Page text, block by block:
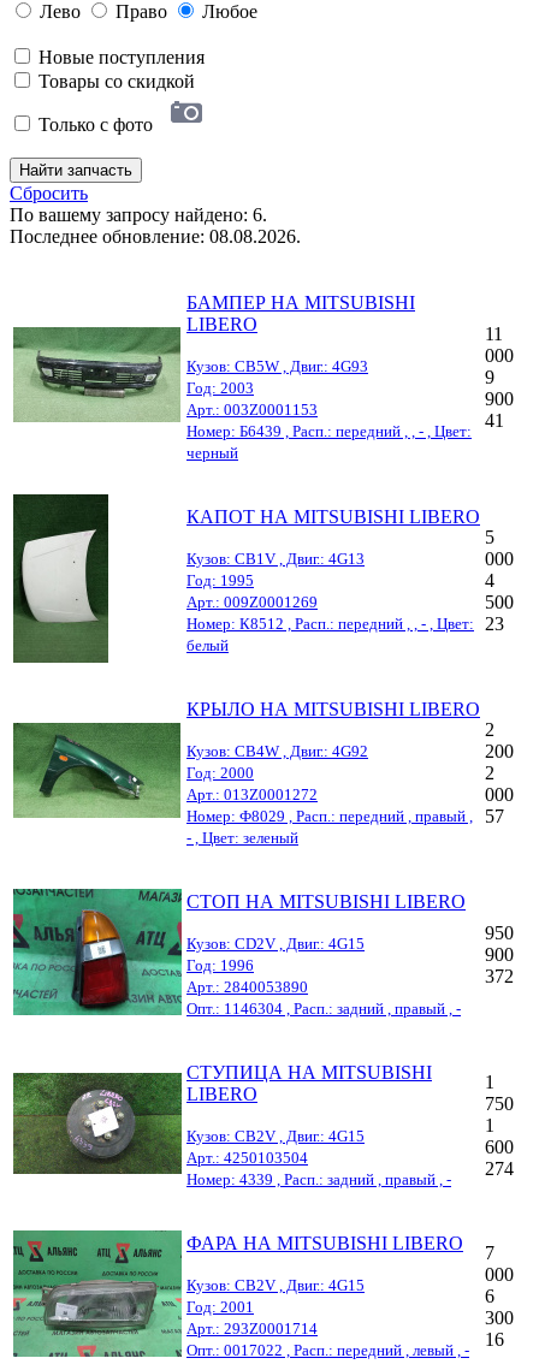
Лево
Право Любое
Новые поступления
Товары со скидкой
Только с фото
Найти запчасть
Сбросить
По вашему запросу найдено: 6.
Последнее обновление: 08.08.2026.
БАМПЕР НА MITSUBISHI
LIBERO
Кузов: CB5W , Двиг.: 4G93
Год: 2003
Арт.: 003Z0001153
Номер: Б6439 , Расп.: передний , , - , Цвет:
черный
11
000
9
900
41
КАПОТ НА MITSUBISHI LIBERO
Кузов: CB1V , Двиг.: 4G13
Год: 1995
Арт.: 009Z0001269
Номер: К8512 , Расп.: передний , , - , Цвет:
белый
5
000
4
500
23
КРЫЛО НА MITSUBISHI LIBERO
Кузов: CB4W , Двиг.: 4G92
Год: 2000
Арт.: 013Z0001272
Номер: Ф8029 , Расп.: передний , правый ,
- , Цвет: зеленый
2
200
2
000
57
СТОП НА MITSUBISHI LIBERO
Кузов: CD2V , Двиг.: 4G15
Год: 1996
Арт.: 2840053890
Опт.: 1146304 , Расп.: задний , правый , -
950
900
372
СТУПИЦА НА MITSUBISHI
LIBERO
Кузов: CB2V , Двиг.: 4G15
Арт.: 4250103504
Номер: 4339 , Расп.: задний , правый , -
1
750
1
600
274
ФАРА НА MITSUBISHI LIBERO
Кузов: CB2V , Двиг.: 4G15
Год: 2001
Арт.: 293Z0001714
Опт.: 0017022 , Расп.: передний , левый , -
7
000
6
300
16